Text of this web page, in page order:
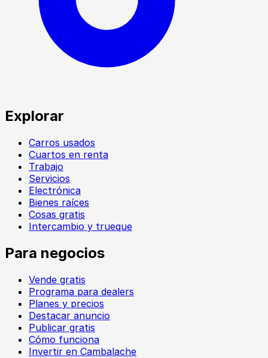
Explorar
Carros usados
Cuartos en renta
Trabajo
Servicios
Electrónica
Bienes raíces
Cosas gratis
Intercambio y trueque
Para negocios
Vende gratis
Programa para dealers
Planes y precios
Destacar anuncio
Publicar gratis
Cómo funciona
Invertir en Cambalache